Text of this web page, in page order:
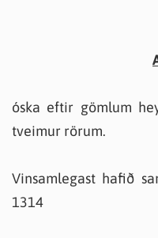
óska eftir gömlum
tveimur rörum.
Vinsamlegast hafið
1314